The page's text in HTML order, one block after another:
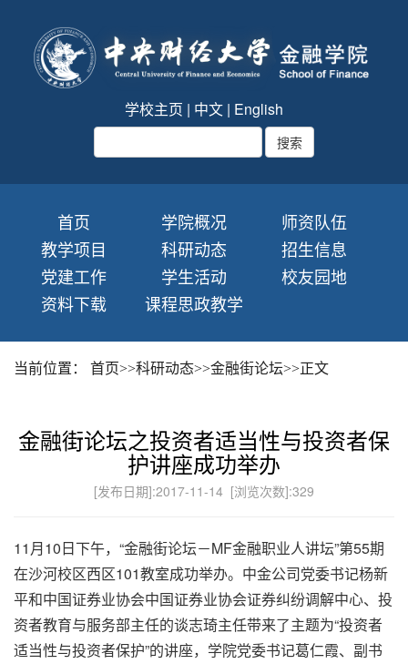
学校主页 | 中文 | English
首页 学院概况
师资队伍
教学项目
科研动态
招生信息
党建工作
学生活动
校友园地
资料下载
课程思政教学
当前位置： 首页>>科研动态>>金融街论坛>>正文
金融街论坛之投资者适当性与投资者保
护讲座成功举办
[发布日期]:2017-11-14 [浏览次数]:329
11月10日下午，“金融街论坛－MF金融职业人讲坛”第55期
在沙河校区西区101教室成功举办。中金公司党委书记杨新
平和中国证券业协会中国证券业协会证券纠纷调解中心、投
资者教育与服务部主任的谈志琦主任带来了主题为“投资者
适当性与投资者保护”的讲座，学院党委书记葛仁霞、副书